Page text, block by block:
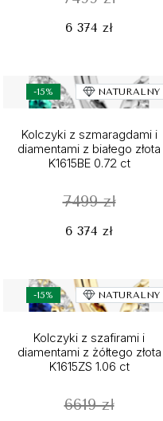
6 374 zł
-15% NATURALNY
Kolczyki z szmaragdami i
diamentami z białego złota
K1615BE 0.72 ct
7499 zł
6 374 zł
-15% NATURALNY
Kolczyki z szafirami i
diamentami z żółtego złota
K1615ZS 1.06 ct
6619 zł